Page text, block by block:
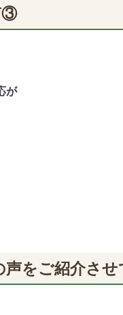
③
が
声をご紹介さ